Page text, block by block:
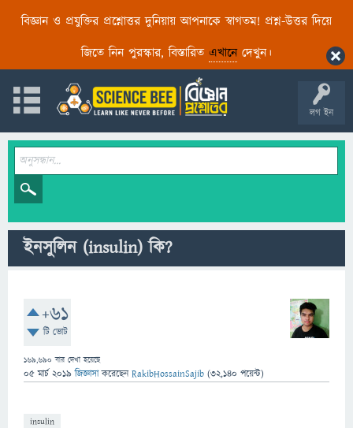
বিজ্ঞান ও প্রযুক্তির প্রশ্নোত্তর দুনিয়ায় আপনাকে স্বাগতম! প্রশ্ন-উত্তর দিয়ে
জিতে নিন পুরস্কার, বিস্তারিত এখানেদেখুন।
লগ ইন
ইনসুলিন (insulin) কি?
+61
টি ভোট
169,690 বার দেখা হয়েছে
05 মার্চ 2019 জিজ্ঞাসাকরেছেনRakibHossainSajib (32,140 পয়েন্ট)
insulin